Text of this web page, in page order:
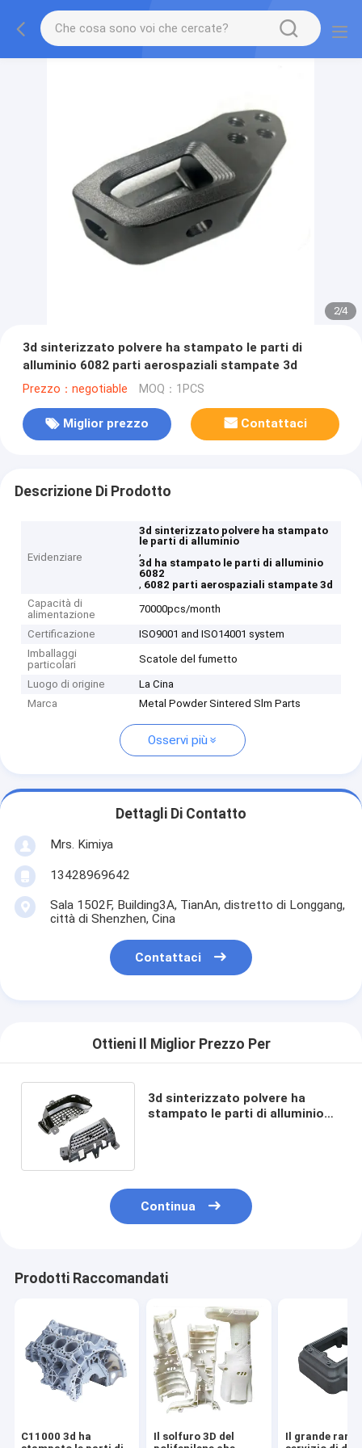
2/4
3d sinterizzato polvere ha stampato le parti di
alluminio 6082 parti aerospaziali stampate 3d
Prezzo：negotiable MOQ：1PCS
Miglior prezzo Contattaci
Descrizione Di Prodotto
Evidenziare
3d sinterizzato polvere ha stampato
le parti di alluminio
,
3d ha stampato le parti di alluminio
6082
, 6082 parti aerospaziali stampate 3d
Capacità di
alimentazione
70000pcs/month
Certificazione
ISO9001 and ISO14001 system
Imballaggi
particolari
Scatole del fumetto
Luogo di origine
La Cina
Marca
Metal Powder Sintered Slm Parts
Osservi più
Dettagli Di Contatto
Mrs. Kimiya
13428969642
Sala 1502F, Building3A, TianAn, distretto di Longgang,
città di Shenzhen, Cina
Contattaci
Ottieni Il Miglior Prezzo Per
3d sinterizzato polvere ha
stampato le parti di alluminio
Continua
Prodotti Raccomandati
C11000 3d ha
Il solfuro 3D del
Il grande rame